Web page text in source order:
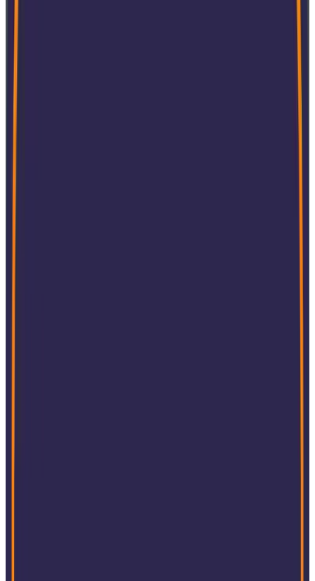
Global anerkannte Konformität am